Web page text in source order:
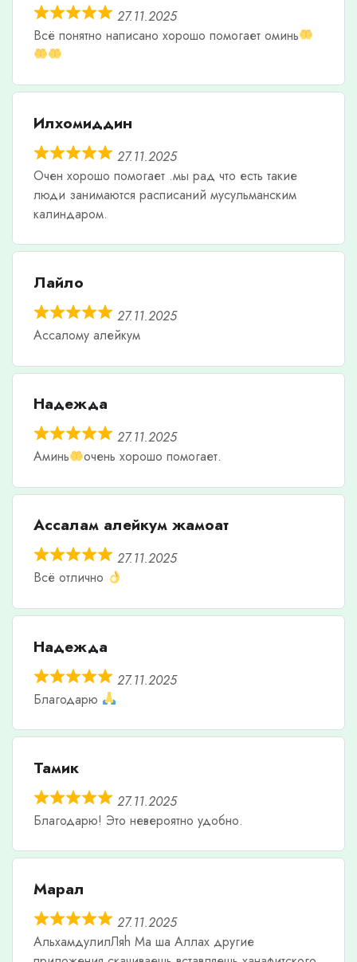
27.11.2025
Всë понятно написано хорошо помогает оминь
Илхомиддин
27.11.2025
Очен хорошо помогает .мы рад что есть такие
люди занимаются расписаний мусульманским
калиндаром.
Лайло
27.11.2025
Ассалому алейкум
Надежда
27.11.2025
Аминь
очень хорошо помогает.
Ассалам алейкум жамоат
27.11.2025
Всё отлично
Надежда
27.11.2025
Благодарю
Тамик
27.11.2025
Благодарю! Это невероятно удобно.
Марал
27.11.2025
АльхамдулилЛяh Ма ша Аллах другие